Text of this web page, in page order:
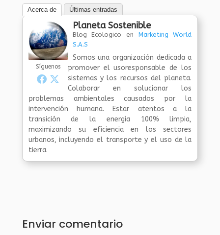
Acerca de Últimas entradas
Síguenos
Planeta Sostenible
Blog Ecologico en Marketing World
S.A.S
Somos una organización dedicada a
promover el usoresponsable de los
sistemas y los recursos del planeta.
Colaborar en solucionar los
problemas ambientales causados por la
intervención humana. Estar atentos a la
transición de la energía 100% limpia,
maximizando su eficiencia en los sectores
urbanos, incluyendo el transporte y el uso de la
tierra.
Enviar comentario